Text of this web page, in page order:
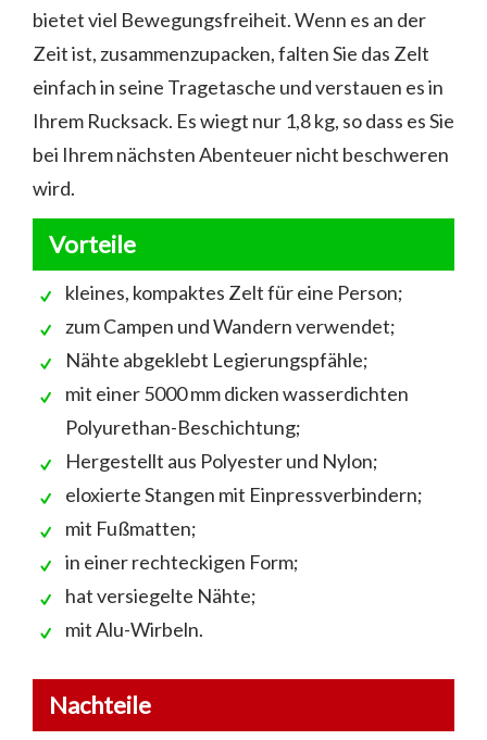
bietet viel Bewegungsfreiheit. Wenn es an der
Zeit ist, zusammenzupacken, falten Sie das Zelt
einfach in seine Tragetasche und verstauen es in
Ihrem Rucksack. Es wiegt nur 1,8 kg, so dass es Sie
bei Ihrem nächsten Abenteuer nicht beschweren
wird.
Vorteile
kleines, kompaktes Zelt für eine Person;
zum Campen und Wandern verwendet;
Nähte abgeklebt Legierungspfähle;
mit einer 5000 mm dicken wasserdichten
Polyurethan-Beschichtung;
Hergestellt aus Polyester und Nylon;
eloxierte Stangen mit Einpressverbindern;
mit Fußmatten;
in einer rechteckigen Form;
hat versiegelte Nähte;
mit Alu-Wirbeln.
Nachteile